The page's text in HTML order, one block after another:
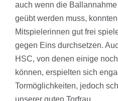
auch wenn die
geübt werden muss,
Mitspielerinnen gut frei
gegen Eins durchsetzen.
HSC, von denen einige
können, erspielten sich
Tormöglichkeiten, jedoch
unserer guten Torfrau.